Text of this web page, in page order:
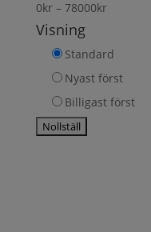
0kr– 78000kr
Visning
Standard
Nyast först
Billigast först